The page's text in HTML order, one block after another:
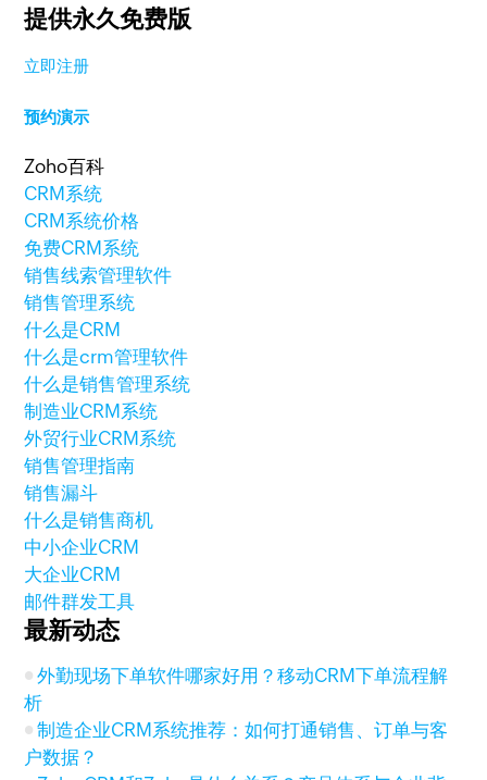
提供永久免费版
立即注册
预约演示
Zoho百科
CRM系统
CRM系统价格
免费CRM系统
销售线索管理软件
销售管理系统
什么是CRM
什么是crm管理软件
什么是销售管理系统
制造业CRM系统
外贸行业CRM系统
销售管理指南
销售漏斗
什么是销售商机
中小企业CRM
大企业CRM
邮件群发工具
最新动态
外勤现场下单软件哪家好用？移动CRM下单流程解
析
制造企业CRM系统推荐：如何打通销售、订单与客
户数据？